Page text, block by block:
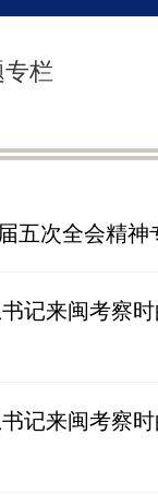
栏
五次全会精神
记来闽考察
记来闽考察